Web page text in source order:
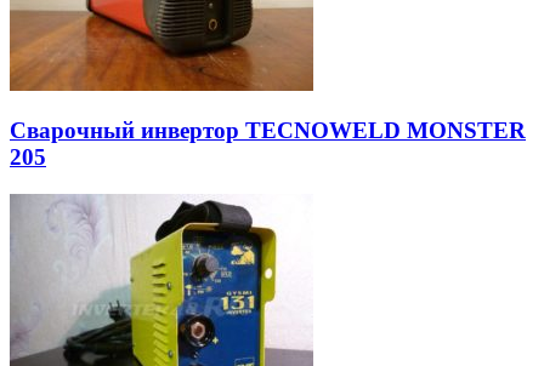
Сварочный инвертор TECNOWELD MONSTER
205